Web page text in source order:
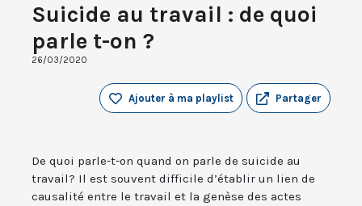
Suicide au travail : de quoi
parle t-on ?
26/03/2020
Partager
Ajouter à ma playlist
De quoi parle-t-on quand on parle de suicide au
travail? Il est souvent difficile d’établir un lien de
causalité entre le travail et la genèse des actes